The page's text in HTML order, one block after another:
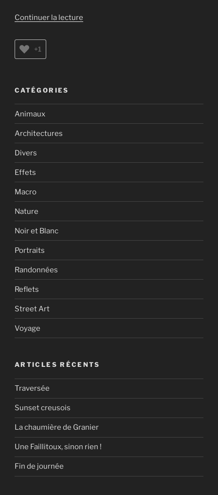
Continuer la lecture
+1
CATÉGORIES
Animaux
Architectures
Divers
Effets
Macro
Nature
Noir et Blanc
Portraits
Randonnées
Reflets
Street Art
Voyage
ARTICLES RÉCENTS
Traversée
Sunset creusois
La chaumière de Granier
Une Faillitoux, sinon rien !
Fin de journée